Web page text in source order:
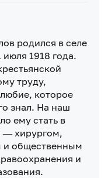
родился в селе
1918 года.
труду,
которое
знал. На наш
ему стать в
— хирургом,
и общественным
и